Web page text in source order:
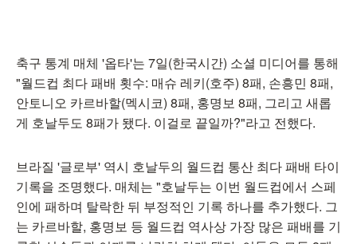
축구 통계 매체 '옵타'는 7일(한국시간) 소셜 미디어를 통해
"월드컵 최다 패배 횟수: 매슈 레키(호주) 8패, 손흥민 8패,
안토니오 카르바할(멕시코) 8패, 홍명보 8패, 그리고 새롭
게 호날두도 8패가 됐다. 이걸로 끝일까?"라고 전했다.
브라질 '글로부' 역시 호날두의 월드컵 통산 최다 패배 타이
기록을 조명했다. 매체는 "호날두는 이번 월드컵에서 스페
인에 패하며 탈락한 뒤 부정적인 기록 하나를 추가했다. 그
는 카르바할, 홍명보 등 월드컵 역사상 가장 많은 패배를 기